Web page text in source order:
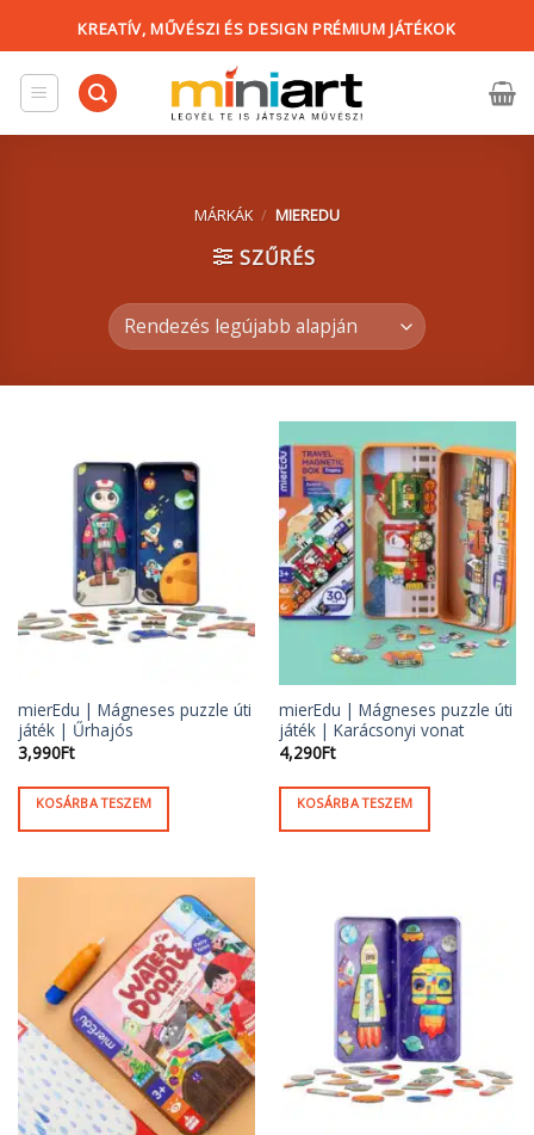
content
KREATÍV, MŰVÉSZI ÉS DESIGN PRÉMIUM JÁTÉKOK
MÁRKÁK / MIEREDU
SZŰRÉS
mierEdu | Mágneses puzzle úti
játék | Űrhajós
3,990Ft
KOSÁRBA TESZEM
mierEdu | Mágneses puzzle úti
játék | Karácsonyi vonat
4,290Ft
KOSÁRBA TESZEM